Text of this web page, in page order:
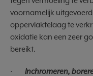
voornamelijk
oppervlaktelaag te
oxidatie kan een zeer
bereikt.
· Inchromeren,